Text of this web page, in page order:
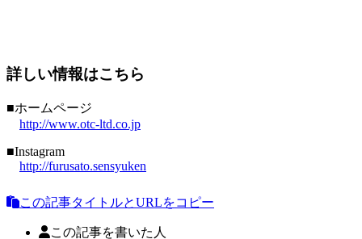
詳しい情報はこちら
■ホームページ
http://www.otc-ltd.co.jp
■Instagram
http://furusato.sensyuken
この記事タイトルとURLをコピー
この記事を書いた人